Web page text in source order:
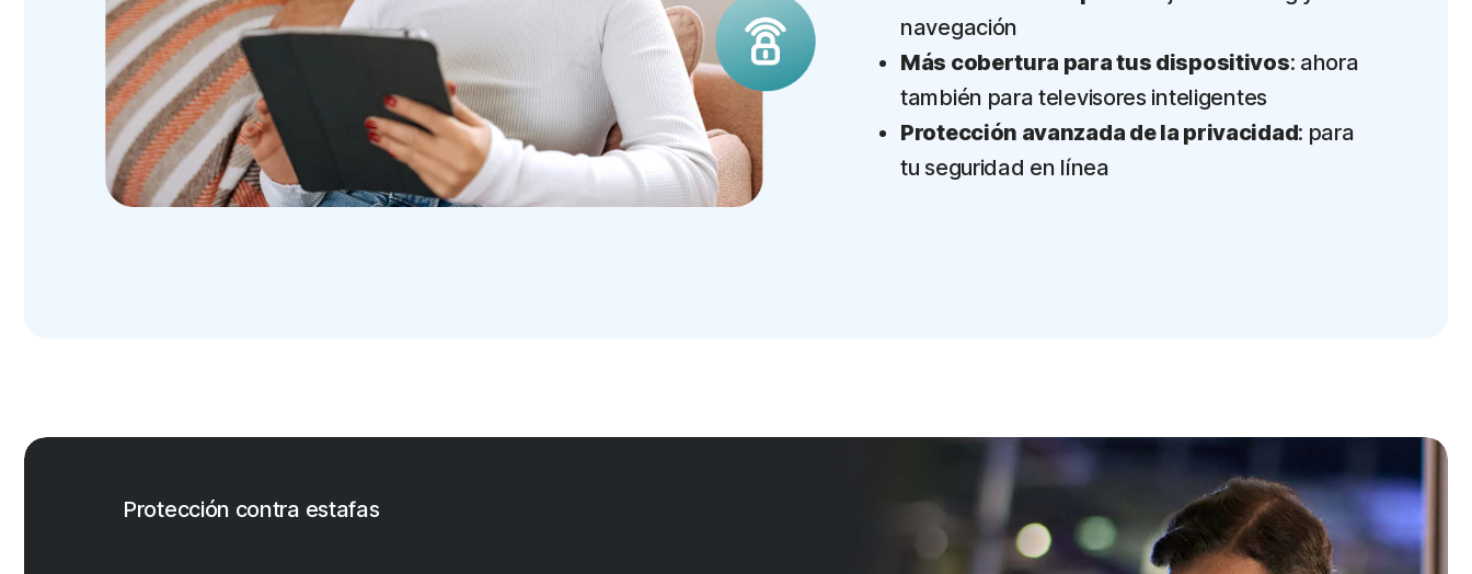
navegación
Más cobertura para tus dispositivos: ahora
también para televisores inteligentes
Protección avanzada de la privacidad: para
tu seguridad en línea
Protección contra estafas